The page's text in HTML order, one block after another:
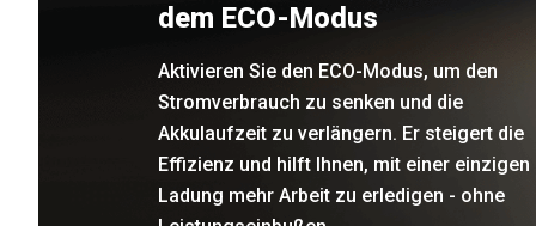
dem ECO-Modus
Aktivieren Sie den ECO-Modus, um den
Stromverbrauch zu senken und die
Akkulaufzeit zu verlängern. Er steigert die
Effizienz und hilft Ihnen, mit einer einzigen
Ladung mehr Arbeit zu erledigen - ohne